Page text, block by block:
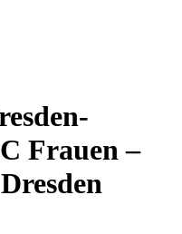
Frauen –